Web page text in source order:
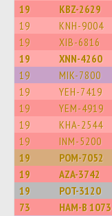
19 KBZ-2629
19 KNH-9004
19 XIB-6816
19 XNN-4260
19 MIK-7800
19 YEH-7419
19 YEM-4919
19 KHA-2544
19 INM-5200
19 POM-7052
19 AZA-3742
19 POT-3120
73 HAM-B 1073